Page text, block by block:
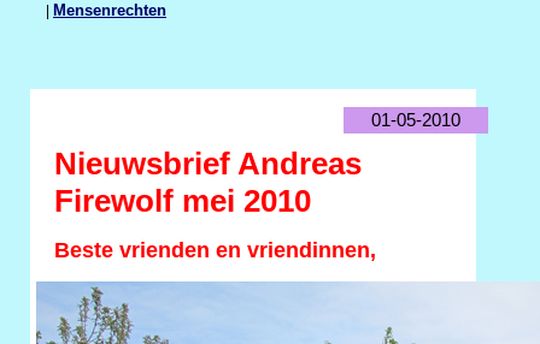
| Mensenrechten
01-05-2010
Nieuwsbrief Andreas
Firewolf mei 2010
Beste vrienden en vriendinnen,